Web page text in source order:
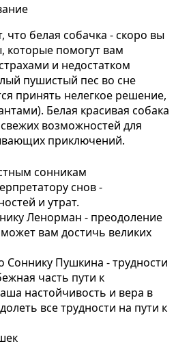
что белая собачка - скоро вы
которые помогут вам
и недостатком
пушистый пес во сне
принять нелегкое решение,
Белая красивая собака
возможностей для
приключений.
сонникам
снов -
и утрат.
Ленорман - преодоление
вам достичь великих
Соннику Пушкина - трудности
часть пути к
настойчивость и вера в
все трудности на пути к